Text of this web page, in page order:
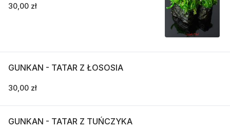
30,00 zł
GUNKAN - TATAR Z ŁOSOSIA
30,00 zł
GUNKAN - TATAR Z TUŃCZYKA